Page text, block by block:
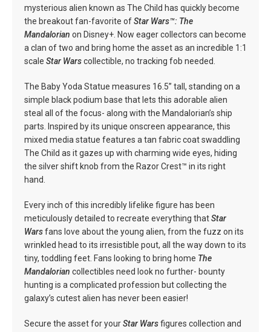
mysterious alien known as The Child has quickly become
the breakout fan-favorite ofStar Wars™: The
Mandalorian on Disney+. Now eager collectors can become
a clan of two and bring home the asset as an incredible 1:1
scale Star Warscollectible, no tracking fob needed.
The Baby Yoda Statue measures 16.5” tall, standing on a
simple black podium base that lets this adorable alien
steal all of the focus- along with the Mandalorian’s ship
parts. Inspired by its unique onscreen appearance, this
mixed media statue features a tan fabric coat swaddling
The Child as it gazes up with charming wide eyes, hiding
the silver shift knob from the Razor Crest™ in its right
hand.
Every inch of this incredibly lifelike figure has been
meticulously detailed to recreate everything thatStar
Warsfans love about the young alien, from the fuzz on its
wrinkled head to its irresistible pout, all the way down to its
tiny, toddling feet. Fans looking to bring home The
Mandalorian collectibles need look no further- bounty
hunting is a complicated profession but collecting the
galaxy’s cutest alien has never been easier!
Secure the asset for yourStar Warsfigures collection and